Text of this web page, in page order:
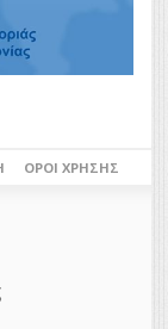
ΌΡΟΙ ΧΡΉΣΗΣ